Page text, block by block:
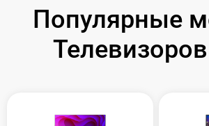
Популярные